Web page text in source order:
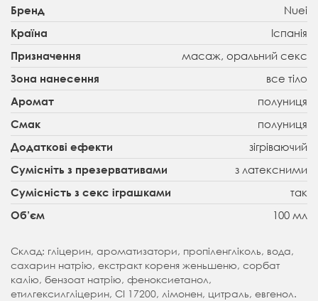
Бренд Nuei
Країна Іспанія
Призначення масаж, оральний секс
Зона нанесення все тіло
Аромат полуниця
Смак полуниця
Додаткові ефекти зігріваючий
Сумісніть з презервативами з латексними
Сумісність з секс іграшками так
Об’єм 100 мл
Склад: гліцерин, ароматизатори, пропіленгліколь, вода,
сахарин натрію, екстракт кореня женьшеню, сорбат
калію, бензоат натрію, феноксиетанол,
етилгексилгліцерин, CI 17200, лімонен, цитраль, евгенол.